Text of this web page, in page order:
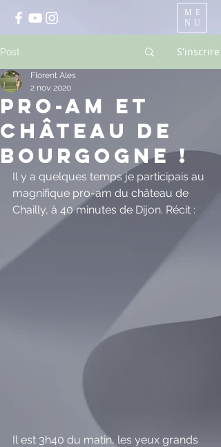
ME
NU
Post S'inscrire
Pro-am et
château de
bourgogne !
Florent Ales
2 nov. 2020
Il y a quelques temps je participais au
magnifique pro-am du château de
Chailly, à 40 minutes de Dijon. Récit :
Il est 3h40 du matin, les yeux grands